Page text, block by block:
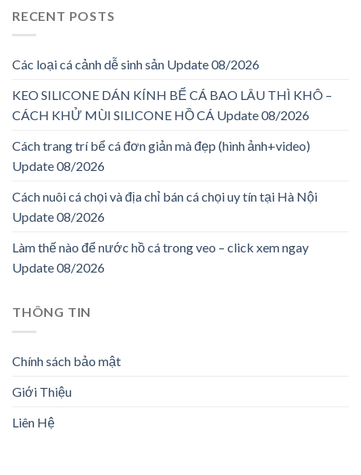
RECENT POSTS
Các loại cá cảnh dễ sinh sản Update 08/2026
KEO SILICONE DÁN KÍNH BỂ CÁ BAO LÂU THÌ KHÔ –
CÁCH KHỬ MÙI SILICONE HỒ CÁ Update 08/2026
Cách trang trí bể cá đơn giản mà đẹp (hình ảnh+video)
Update 08/2026
Cách nuôi cá chọi và địa chỉ bán cá chọi uy tín tại Hà Nội
Update 08/2026
Làm thế nào để nước hồ cá trong veo – click xem ngay
Update 08/2026
THÔNG TIN
Chính sách bảo mật
Giới Thiệu
Liên Hệ